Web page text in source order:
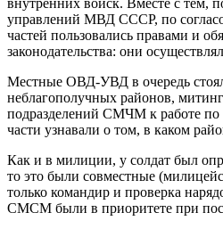
управлений МВД СССР, по
частей пользовались правами и
законодательства: они
Местные ОВД-УВД в очередь
неблагополучных районов,
подразделений СМЧМ к работе по
части узнавали о том, в каком
Как и в милиции, у солдат был
то это были совместные
только командир и проверка
СМСМ были в приоритете при